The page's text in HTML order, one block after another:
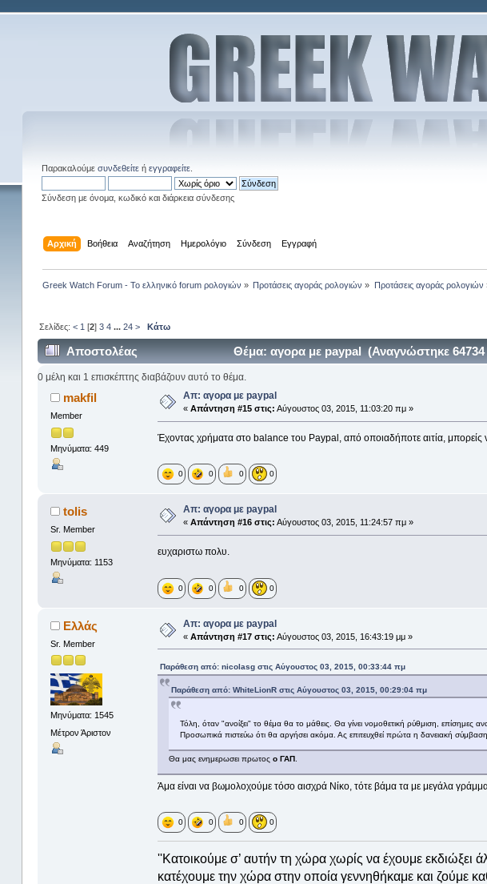
Παρακαλούμε συνδεθείτεή εγγραφείτε.
Σύνδεση με όνομα, κωδικό και διάρκεια σύνδεσης
Αρχική Βοήθεια Αναζήτηση Ημερολόγιο Σύνδεση Εγγραφή
Greek Watch Forum - Το ελληνικό forum ρολογιών » Προτάσεις αγοράς ρολογιών » Προτάσεις αγοράς ρολογιών
Σελίδες:< 1 [2]3 4 ...24 > Κάτω
Αποστολέας Θέμα: αγορα με paypal (Αναγνώστηκε 64734
0 μέλη και 1 επισκέπτης διαβάζουν αυτό το θέμα.
makfil
Member
Μηνύματα: 449
Απ: αγορα με paypal
« Απάντηση #15 στις: Αύγουστος 03, 2015, 11:03:20 πμ »
Έχοντας χρήματα στο balance του Paypal, από οποιαδήποτε αιτία, μπορείς
0 0 0 0
tolis
Sr. Member
Μηνύματα: 1153
Απ: αγορα με paypal
« Απάντηση #16 στις: Αύγουστος 03, 2015, 11:24:57 πμ »
ευχαριστω πολυ.
0 0 0 0
Ελλάς
Sr. Member
Μηνύματα: 1545
Μέτρον Άριστον
Απ: αγορα με paypal
« Απάντηση #17 στις: Αύγουστος 03, 2015, 16:43:19 μμ »
Παράθεση από: nicolasg στις Αύγουστος 03, 2015, 00:33:44 πμ
Παράθεση από: WhiteLionR στις Αύγουστος 03, 2015, 00:29:04 πμ
Τόλη, όταν "ανοίξει" το θέμα θα το μάθεις. Θα γίνει νομοθετική ρύθμιση, επίσημες
Προσωπικά πιστεύω ότι θα αργήσει ακόμα. Ας επιτευχθεί πρώτα η δανειακή σύμβαση
Θα μας ενημερωσει πρωτος ο ΓΑΠ.
Άμα είναι να βωμολοχούμε τόσο αισχρά Νίκο, τότε βάμα τα με μεγάλα
0 0 0 0
''Κατοικούμε σ’ αυτήν τη χώρα χωρίς να έχουμε εκδιώξει
κατέχουμε την χώρα στην οποία γεννηθήκαμε και ζούμε